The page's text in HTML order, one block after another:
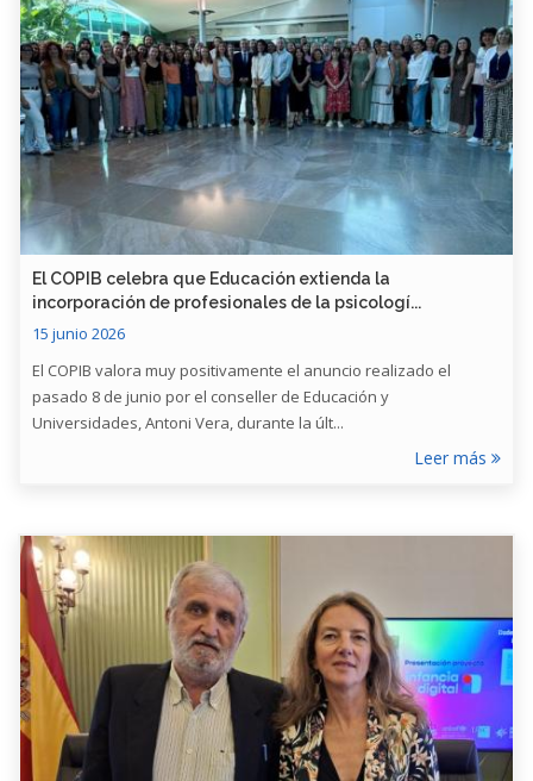
​El COPIB celebra que Educación extienda la
incorporación de profesionales de la psicologí...
15 junio 2026
El COPIB valora muy positivamente el anuncio realizado el
pasado 8 de junio por el conseller de Educación y
Universidades, Antoni Vera, durante la últ...
Leer más